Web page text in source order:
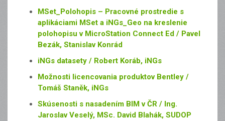
MSet_Polohopis – Pracovné prostredie s
aplikáciami MSet a iNGs_Geo na kreslenie
polohopisu v MicroStation Connect Ed / Pavel
Bezák, Stanislav Konrád
iNGs datasety / Robert Koráb, iNGs
Možnosti licencovania produktov Bentley /
Tomáš Staněk, iNGs
Skúsenosti s nasadením BIM v ČR / Ing.
Jaroslav Veselý, MSc. David Blahák, SUDOP